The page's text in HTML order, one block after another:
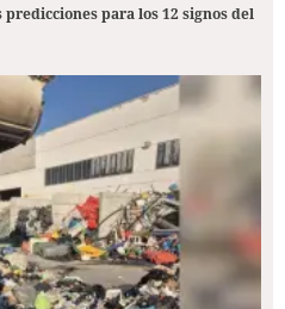
para los 12 signos del